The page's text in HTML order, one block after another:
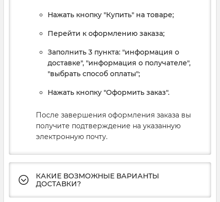
Нажать кнопку "Купить" на товаре;
Перейти к оформлению заказа;
Заполнить 3 пункта: "информация о
доставке", "информация о получателе",
"выбрать способ оплаты";
Нажать кнопку "Оформить заказ".
После завершения оформления заказа вы
получите подтверждение на указанную
электронную почту.
КАКИЕ ВОЗМОЖНЫЕ ВАРИАНТЫ
ДОСТАВКИ?